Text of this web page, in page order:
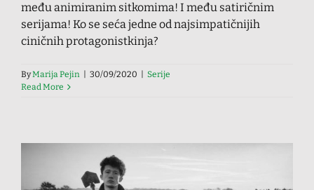
među animiranim sitkomima! I među satiričnim
serijama! Ko se seća jedne od najsimpatičnijih
ciničnih protagonistkinja?
ByMarija Pejin 30/09/2020
Serije
Read More